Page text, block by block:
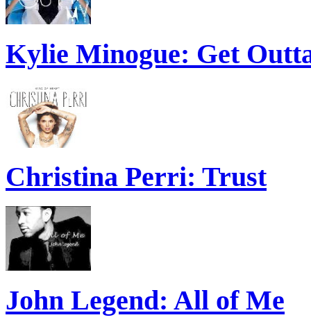
Kylie Minogue: Get
Christina Perri: Trust
John Legend: All of Me